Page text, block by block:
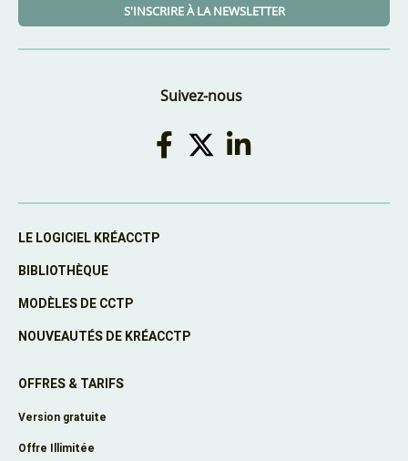
S'INSCRIRE À LA NEWSLETTER
Suivez-nous
LE LOGICIEL KRÉACCTP
BIBLIOTHÈQUE
MODÈLES DE CCTP
NOUVEAUTÉS DE KRÉACCTP
OFFRES & TARIFS
Version gratuite
Offre Illimitée